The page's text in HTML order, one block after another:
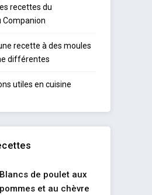
recettes du
Companion
recette à des moules
différentes
utiles en cuisine
Blancs de poulet aux
pommes et au chèvre